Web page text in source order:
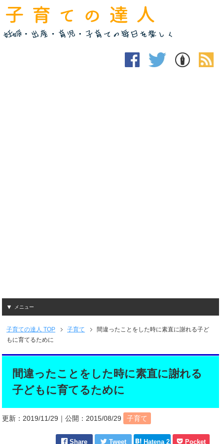
メニュー
子育ての達人 TOP 子育て
間違ったことをした時に素直に謝れる子ど
もに育てるために
間違ったことをした時に素直に謝れる
子どもに育てるために
更新：2019/11/29 ｜公開：2015/08/29 子育て
Share Tweet Hatena 2 Pocket